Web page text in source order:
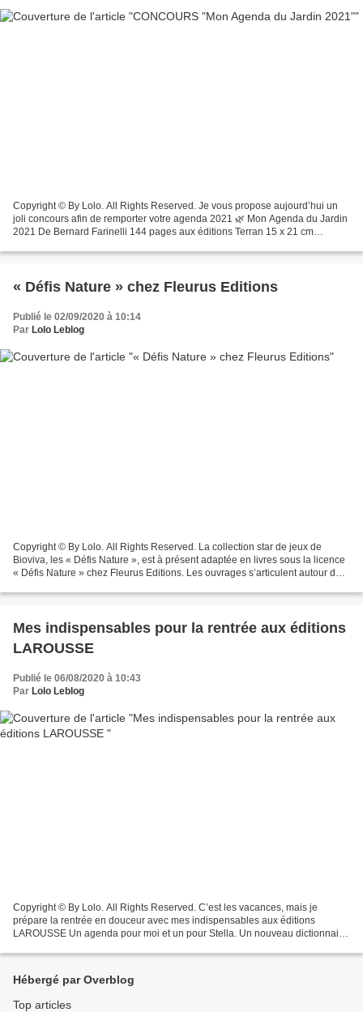
Copyright © By Lolo. All Rights Reserved. Je vous propose aujourd’hui un
joli concours afin de remporter votre agenda 2021 🌿 Mon Agenda du Jardin
2021 De Bernard Farinelli 144 pages aux éditions Terran 15 x 21 cm
« Défis Nature » chez Fleurus Editions
Publié le 02/09/2020 à 10:14
Par Lolo Leblog
Copyright © By Lolo. All Rights Reserved. La collection star de jeux de
Bioviva, les « Défis Nature », est à présent adaptée en livres sous la licence
« Défis Nature » chez Fleurus Editions. Les ouvrages s’articulent autour de
Mes indispensables pour la rentrée aux éditions
LAROUSSE
Publié le 06/08/2020 à 10:43
Par Lolo Leblog
Copyright © By Lolo. All Rights Reserved. C’est les vacances, mais je
prépare la rentrée en douceur avec mes indispensables aux éditions
LAROUSSE Un agenda pour moi et un pour Stella. Un nouveau dictionnaire
Hébergé par Overblog
Top articles